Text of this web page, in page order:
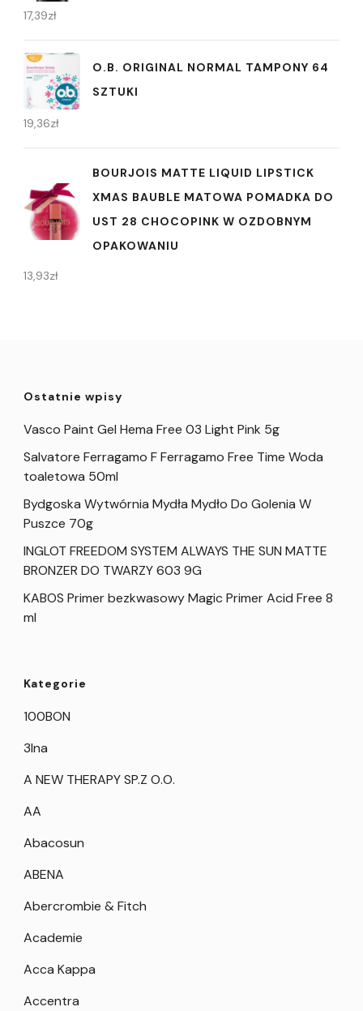
17,39zł
O.B. ORIGINAL NORMAL TAMPONY 64
SZTUKI
19,36zł
BOURJOIS MATTE LIQUID LIPSTICK
XMAS BAUBLE MATOWA POMADKA DO
UST 28 CHOCOPINK W OZDOBNYM
OPAKOWANIU
13,93zł
Ostatnie wpisy
Vasco Paint Gel Hema Free 03 Light Pink 5g
Salvatore Ferragamo F Ferragamo Free Time Woda
toaletowa 50ml
Bydgoska Wytwórnia Mydła Mydło Do Golenia W
Puszce 70g
INGLOT FREEDOM SYSTEM ALWAYS THE SUN MATTE
BRONZER DO TWARZY 603 9G
KABOS Primer bezkwasowy Magic Primer Acid Free 8
ml
Kategorie
100BON
3Ina
A NEW THERAPY SP.Z O.O.
AA
Abacosun
ABENA
Abercrombie & Fitch
Academie
Acca Kappa
Accentra